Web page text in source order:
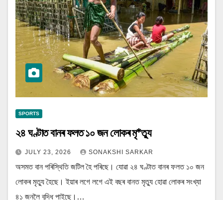
SPORTS
২৪ ঘণ্টাত বানৰ ফলত ১০ জন লোকৰ মৃ*ত্যু
JULY 23, 2026 SONAKSHI SARKAR
অসমত বান পৰিস্থিতি জটিল হৈ পৰিছে। যোৱা ২৪ ঘণ্টাত বানৰ ফলত ১০ জন
লোকৰ মৃত্যু হৈছে। ইয়াৰ লগে লগে এই বছৰ বানত মৃত্যু হোৱা লোকৰ সংখ্যা
৪১ জনলৈ বৃদ্ধি পাইছে।…